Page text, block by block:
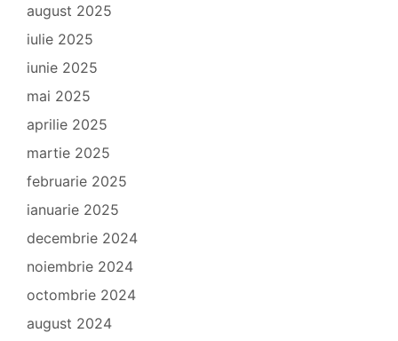
august 2025
iulie 2025
iunie 2025
mai 2025
aprilie 2025
martie 2025
februarie 2025
ianuarie 2025
decembrie 2024
noiembrie 2024
octombrie 2024
august 2024